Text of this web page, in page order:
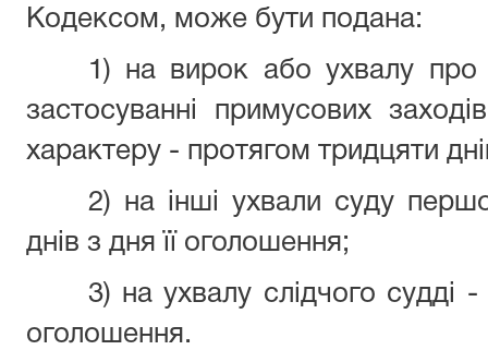
Кодексом, може бути подана:
1) на вирок або ухвалу про
застосуванні примусових
характеру - протягом тридцяти
2) на інші ухвали суду
днів з дня її оголошення;
3) на ухвалу слідчого судді -
оголошення.